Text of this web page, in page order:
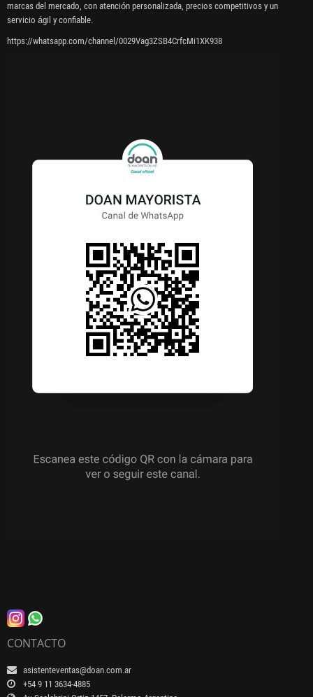
marcas del mercado, con atención personalizada, precios competitivos y un
servicio ágil y confiable.
https://whatsapp.com/channel/0029Vag3ZSB4CrfcMi1XK938
CONTACTO
asistenteventas@doan.com.ar
+54 9 11 3634-4885